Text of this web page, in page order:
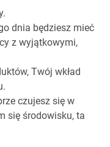
dnia będziesz mieć
z wyjątkowymi,
Twój wkład
czujesz się w
się środowisku, ta